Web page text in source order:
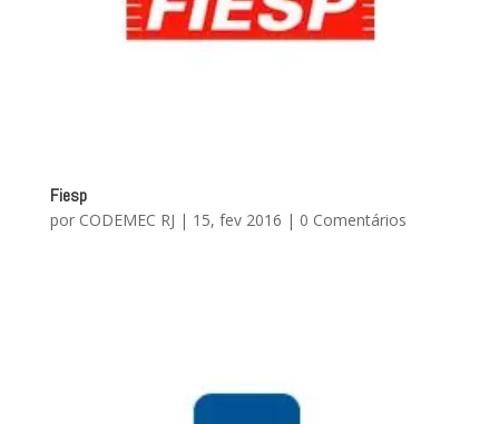
Fiesp
por CODEMEC RJ | 15, fev 2016 | 0 Comentários